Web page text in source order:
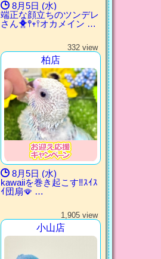
8月5日 (水)
端正な顔立ちのツンデレ
さん🐥𖤣𖥧𖥣オカメイン …
332 view
柏店
8月5日 (水)
kawaiiを巻き起こす‼️ｽｲｽ
ｲ団扇🪭‪ …
1,905 view
小山店